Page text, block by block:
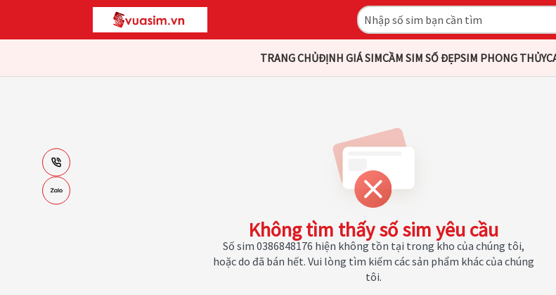
TRANG CHỦĐỊNH GIÁ SIMCẦM SIM SỐ ĐẸPSIM PHONG THỦY
Không tìm thấy số sim yêu cầu
Số sim 0386848176 hiện không tồn tại trong kho của chúng tôi,
hoặc do đã bán hết. Vui lòng tìm kiếm các sản phẩm khác của chúng
tôi.